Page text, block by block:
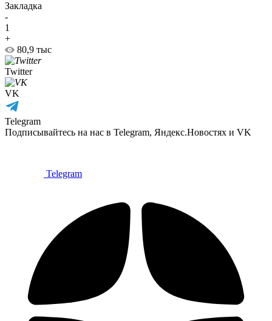
Закладка
-
1
+
80,9 тыс
Twitter
VK
Telegram
Подписывайтесь на нас в Telegram, Яндекс.Новостях и VK
Telegram